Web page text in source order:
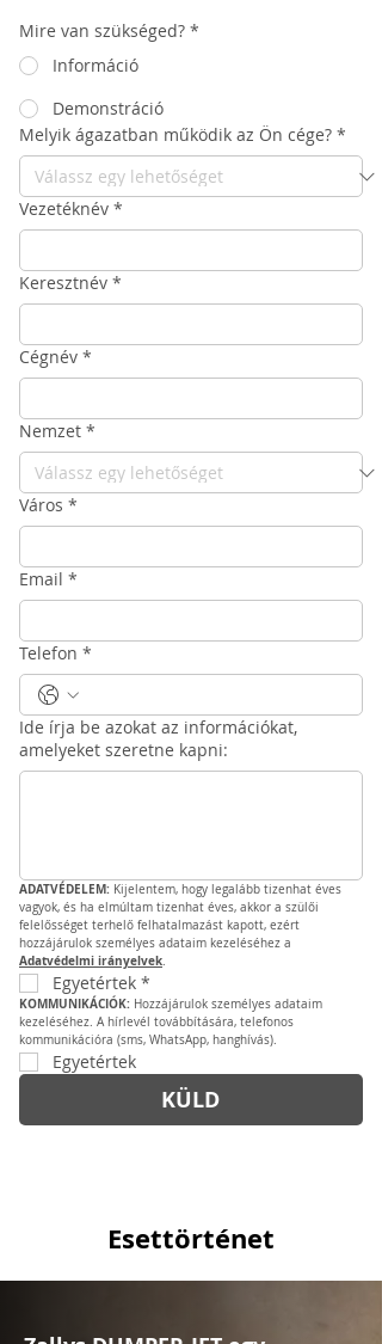
Mire van szükséged? *
Információ
Demonstráció
Melyik ágazatban működik az Ön cége? *
Vezetéknév *
Keresztnév *
Cégnév *
Nemzet *
Város *
Email *
Telefon *
Ide írja be azokat az információkat,
amelyeket szeretne kapni:
ADATVÉDELEM: Kijelentem, hogy legalább tizenhat éves
vagyok, és ha elmúltam tizenhat éves, akkor a szülői
felelősséget terhelő felhatalmazást kapott, ezért
Adatvédelmi irányelvek.
Egyetértek *
KOMMUNIKÁCIÓK: Hozzájárulok személyes adataim
kezeléséhez. A hírlevél továbbítására, telefonos
kommunikációra (sms, WhatsApp, hanghívás).
Egyetértek
KÜLD
Esettörténet